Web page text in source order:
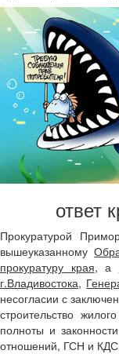
ответ
Прокуратурой
вышеуказанному
прокуратуру края, а
г.Владивостока,
несогласии с
строительство
полноты и
отношений, ГСН и